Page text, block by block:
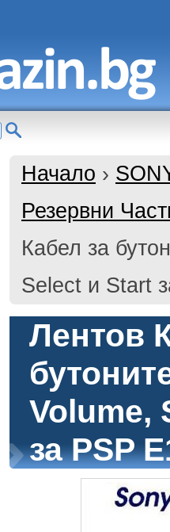
Начало ›
Резервни
Кабел за
Select и Start
Лентов
Volume,
за PSP